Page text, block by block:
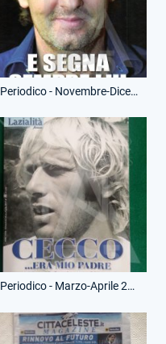
Periodico - Novembre-Dicembre 2016 - Lazialità - E segna sempre lui
Periodico - Marzo-Aprile 2017 - Lazialità - Cecco...era mio padre